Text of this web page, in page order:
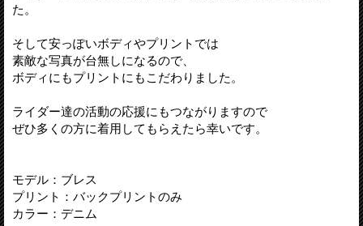
た。
そして安っぽいボディやプリントでは
素敵な写真が台無しになるので、
ボディにもプリントにもこだわりました。
ライダー達の活動の応援にもつながりますので
ぜひ多くの方に着用してもらえたら幸いです。
モデル：ブレス
プリント：バックプリントのみ
カラー：デニム